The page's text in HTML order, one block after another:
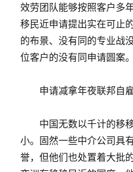
效劳团队能够按照客户多
移民近申请提出实在可止
的布景、没有同的专业战
位客户的没有同申请圆案。
申请减拿年夜联邦自雇
中国无数以千计的移移
小。固然一些中介公司具
誉，但他们也处置着大批